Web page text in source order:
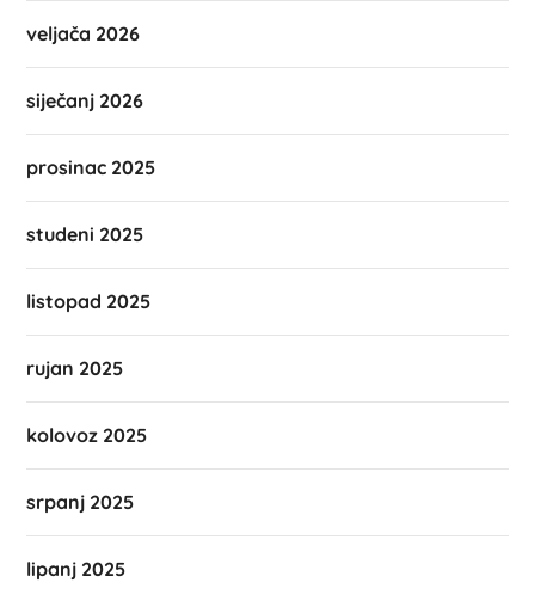
veljača 2026
siječanj 2026
prosinac 2025
studeni 2025
listopad 2025
rujan 2025
kolovoz 2025
srpanj 2025
lipanj 2025